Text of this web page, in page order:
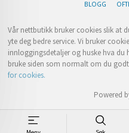
BLOGG
Vår nettbutikk bruker cookies slik at
yte deg bedre service. Vi bruker
innloggingsdetaljer og huske hva du
bruke siden som normalt om du
for cookies.
Powered